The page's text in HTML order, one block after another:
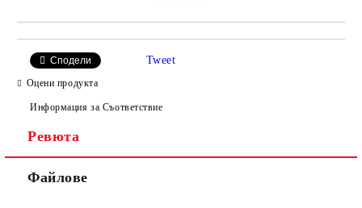
Сподели Tweet
Оцени продукта
Информация за Съответствие
Ревюта
Файлове